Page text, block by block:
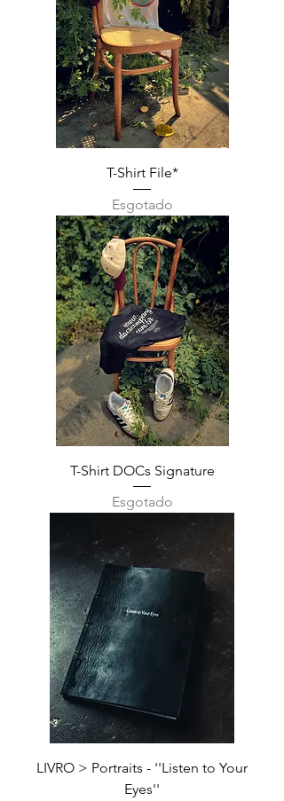
T-Shirt File*
Esgotado
T-Shirt DOCs Signature
Esgotado
LIVRO > Portraits - ''Listen to Your
Eyes''